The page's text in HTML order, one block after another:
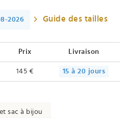
2026 Guide des tailles
Prix Livraison
145 € 15 à 20 jours
sac à bijou